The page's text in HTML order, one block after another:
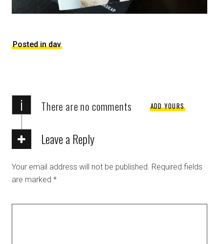
Posted in dav
i There are no comments ADD YOURS
Leave a Reply
Your email address will not be published. Required fields
are marked *